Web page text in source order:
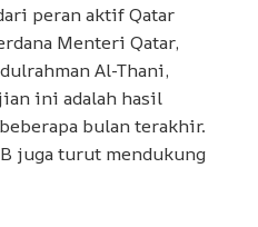
peran aktif Qatar
Menteri Qatar,
Al-Thani,
ini adalah hasil
bulan terakhir.
juga turut mendukung